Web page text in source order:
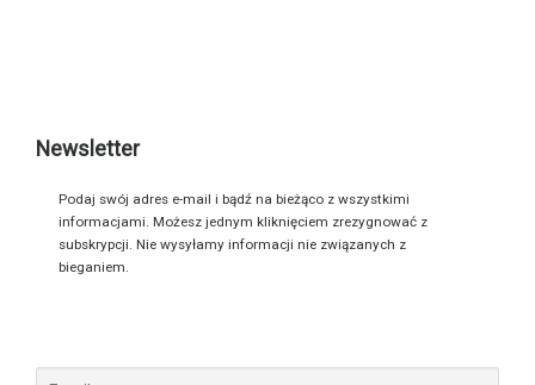
Newsletter
Podaj swój adres e-mail i bądź na bieżąco z wszystkimi
informacjami. Możesz jednym kliknięciem zrezygnować z
subskrypcji. Nie wysyłamy informacji nie związanych z
bieganiem.